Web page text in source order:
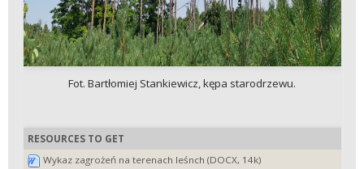
Fot. Bartłomiej Stankiewicz, kępa starodrzewu.
RESOURCES TO GET
Wykaz zagrożeń na terenach leśnch (DOCX, 14k)